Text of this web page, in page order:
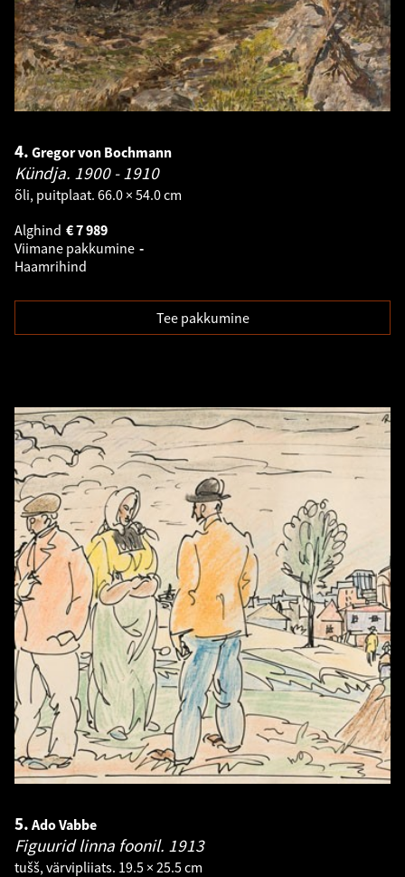
4. Gregor von Bochmann
Kündja. 1900 - 1910
õli, puitplaat. 66.0 × 54.0 cm
Alghind
7 989
€
Viimane pakkumine -
Haamrihind
Tee pakkumine
5. Ado Vabbe
Figuurid linna foonil. 1913
tušš, värvipliiats. 19.5 × 25.5 cm